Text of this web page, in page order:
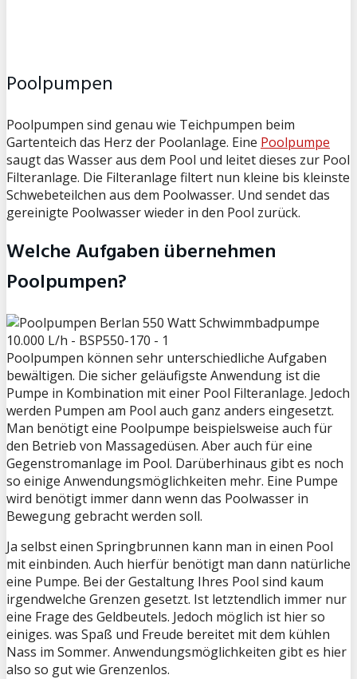
Poolpumpen
Poolpumpen sind genau wie Teichpumpen beim
Gartenteich das Herz der Poolanlage. Eine Poolpumpe
saugt das Wasser aus dem Pool und leitet dieses zur Pool
Filteranlage. Die Filteranlage filtert nun kleine bis kleinste
Schwebeteilchen aus dem Poolwasser. Und sendet das
gereinigte Poolwasser wieder in den Pool zurück.
Welche Aufgaben übernehmen
Poolpumpen?
Poolpumpen können sehr unterschiedliche Aufgaben
bewältigen. Die sicher geläufigste Anwendung ist die
Pumpe in Kombination mit einer Pool Filteranlage. Jedoch
werden Pumpen am Pool auch ganz anders eingesetzt.
Man benötigt eine Poolpumpe beispielsweise auch für
den Betrieb von Massagedüsen. Aber auch für eine
Gegenstromanlage im Pool. Darüberhinaus gibt es noch
so einige Anwendungsmöglichkeiten mehr. Eine Pumpe
wird benötigt immer dann wenn das Poolwasser in
Bewegung gebracht werden soll.
Ja selbst einen Springbrunnen kann man in einen Pool
mit einbinden. Auch hierfür benötigt man dann natürliche
eine Pumpe. Bei der Gestaltung Ihres Pool sind kaum
irgendwelche Grenzen gesetzt. Ist letztendlich immer nur
eine Frage des Geldbeutels. Jedoch möglich ist hier so
einiges. was Spaß und Freude bereitet mit dem kühlen
Nass im Sommer. Anwendungsmöglichkeiten gibt es hier
also so gut wie Grenzenlos.